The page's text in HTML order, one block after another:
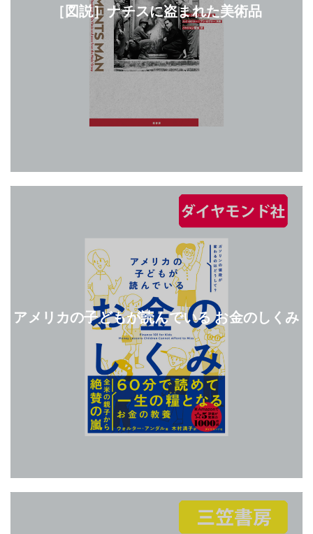
［図説］ナチスに盗まれた美術品
アメリカの子どもが読んでいる お金のしくみ